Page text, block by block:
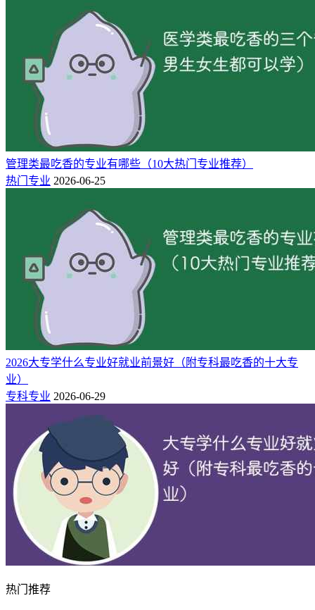
铁道类专业听起来就让人想到广阔的铁路网和高铁建设。的
确，国轨道交通和铁路系统是国家基础设施建设的重要组成部
分。随着经济发展和城市化进程的推进，各国对轨道交通和铁
路系统的投资不断增加，为相关专业毕业生提供了广阔的就业
机会。
高速铁路是近年来铁路交通领域的一个重要发展方向。许多国
家都在积极推进高速铁路项目，需要大量的工程师、设计师、
技术人员等专业人才参与。因此，专业从事轨道类和铁路类的
毕业生在高速铁路建设中有较好的就业机会。
管理类最吃香的专业有哪些（10大热门专业推荐）
热门专业 2026-06-25
2026大专学什么专业好就业前景好（附专科最吃香的十大专
业）
专科专业 2026-06-29
热门推荐